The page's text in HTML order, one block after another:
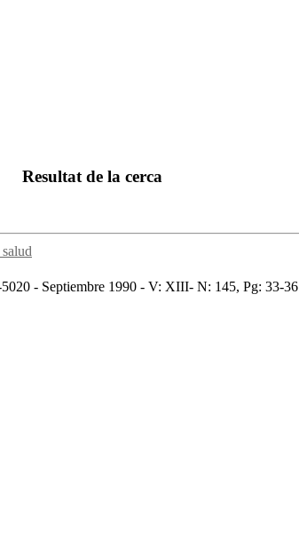
Resultat de la cerca
- Septiembre 1990 - V: XIII- N: 145, Pg: 33-36